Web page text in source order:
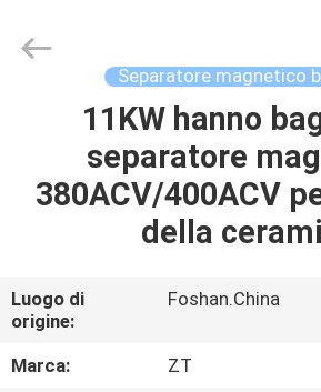
PRODOTTI
NOI
GIRO
Machinery
Separatore magnetico
11KW hanno
separatore
380ACV/400ACV
della
Luogo di
origine:
Foshan.China
Marca:
ZT